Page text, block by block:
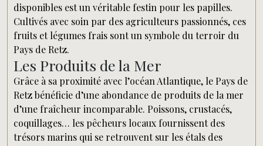
disponibles est un véritable festin pour les papilles.
Cultivés avec soin par des agriculteurs passionnés, ces
fruits et légumes frais sont un symbole du terroir du
Pays de Retz.
Les Produits de la Mer
Grâce à sa proximité avec l’océan Atlantique, le Pays de
Retz bénéficie d’une abondance de produits de la mer
d’une fraîcheur incomparable. Poissons, crustacés,
coquillages… les pêcheurs locaux fournissent des
trésors marins qui se retrouvent sur les étals des